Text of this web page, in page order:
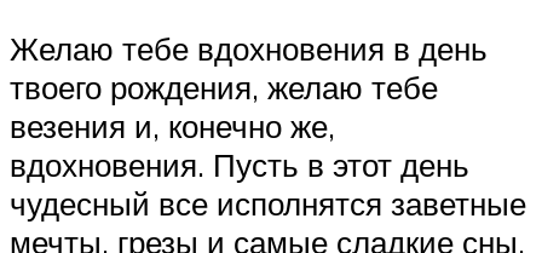
Желаю тебе вдохновения в день
твоего рождения, желаю тебе
везения и, конечно же,
вдохновения. Пусть в этот день
чудесный все исполнятся заветные
мечты, грезы и самые сладкие сны.